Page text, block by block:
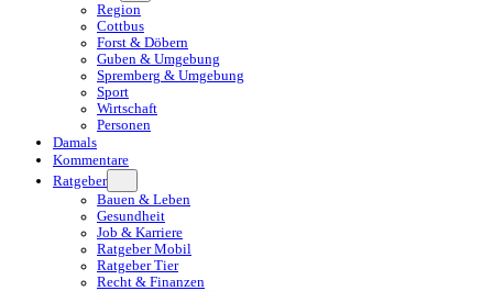
Region
Cottbus
Forst & Döbern
Guben & Umgebung
Spremberg & Umgebung
Sport
Wirtschaft
Personen
Damals
Kommentare
Ratgeber
Bauen & Leben
Gesundheit
Job & Karriere
Ratgeber Mobil
Ratgeber Tier
Recht & Finanzen